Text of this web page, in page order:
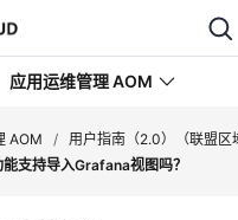
应用运维管理 AOM
AOM / 用户指南（2.0）（联盟区
支持导入Grafana视图吗？